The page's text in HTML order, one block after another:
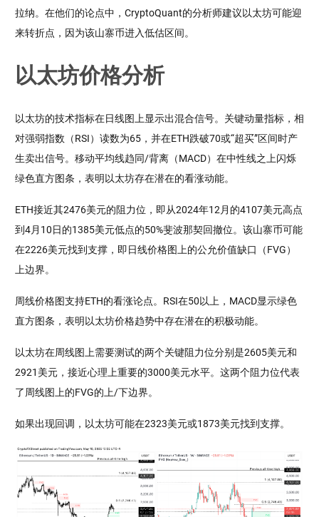
拉纳。在他们的论点中，CryptoQuant的分析师建议以太坊可能迎
来转折点，因为该山寨币进入低估区间。
以太坊价格分析
以太坊的技术指标在日线图上显示出混合信号。关键动量指标，相
对强弱指数（RSI）读数为65，并在ETH跌破70或“超买”区间时产
生卖出信号。移动平均线趋同/背离（MACD）在中性线之上闪烁
绿色直方图条，表明以太坊存在潜在的看涨动能。
ETH接近其2476美元的阻力位，即从2024年12月的4107美元高点
到4月10日的1385美元低点的50%斐波那契回撤位。该山寨币可能
在2226美元找到支撑，即日线价格图上的公允价值缺口（FVG）
上边界。
周线价格图支持ETH的看涨论点。RSI在50以上，MACD显示绿色
直方图条，表明以太坊价格趋势中存在潜在的积极动能。
以太坊在周线图上需要测试的两个关键阻力位分别是2605美元和
2921美元，接近心理上重要的3000美元水平。这两个阻力位代表
了周线图上的FVG的上/下边界。
如果出现回调，以太坊可能在2323美元或1873美元找到支撑。